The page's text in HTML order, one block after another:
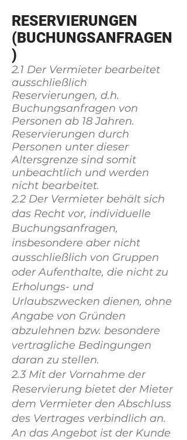
RESERVIERUNGEN
(BUCHUNGSANFRAGEN
)
2.1 Der Vermieter bearbeitet
ausschließlich
Reservierungen, d.h.
Buchungsanfragen von
Personen ab 18 Jahren.
Reservierungen durch
Personen unter dieser
Altersgrenze sind somit
unbeachtlich und werden
nicht bearbeitet.
2.2 Der Vermieter behält sich
das Recht vor, individuelle
Buchungsanfragen,
insbesondere aber nicht
ausschließlich von Gruppen
oder Aufenthalte, die nicht zu
Erholungs- und
Urlaubszwecken dienen, ohne
Angabe von Gründen
abzulehnen bzw. besondere
vertragliche Bedingungen
daran zu stellen.
2.3 Mit der Vornahme der
Reservierung bietet der Mieter
dem Vermieter den Abschluss
des Vertrages verbindlich an.
An das Angebot ist der Kunde